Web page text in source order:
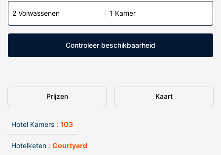
2 Volwassenen 1 Kamer
Controleer beschikbaarheid
Prijzen Kaart
Hotel Kamers : 103
Hotelketen : Courtyard